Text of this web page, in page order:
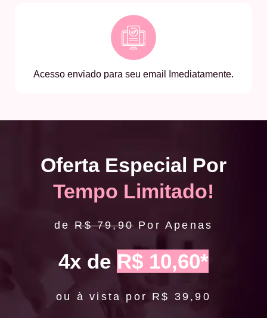
Acesso enviado para seu email Imediatamente.
Oferta Especial Por
Tempo Limitado!
deR$ 79,90 Por Apenas
4x de R$ 10,60*
ou à vista por R$ 39,90